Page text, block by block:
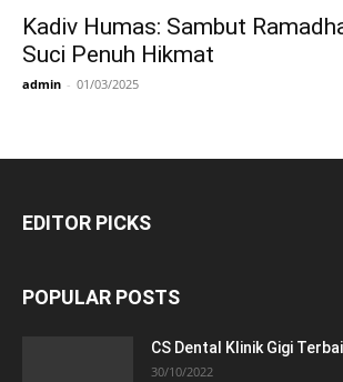
Kadiv Humas: Sambut
Suci Penuh Hikmat
admin - 01/03/2025
EDITOR PICKS
POPULAR POSTS
CS Dental Klinik Gigi
30/10/2022